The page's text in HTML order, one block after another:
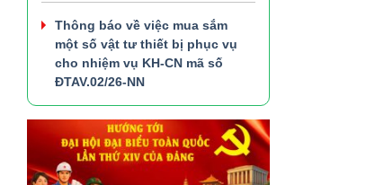
Thông báo về việc mua sắm
một số vật tư thiết bị phục vụ
cho nhiệm vụ KH-CN mã số
ĐTAV.02/26-NN